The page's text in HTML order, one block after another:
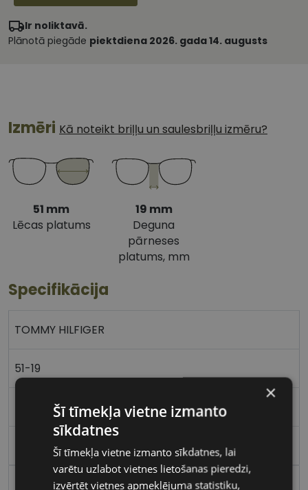
Ir noliktavā.
Plānotā piegāde piektdiena 2026. gada 14. augusts
Izmēri Kā noteikt briļļu un saulesbriļļu izmēru?
51 mm
Lēcas platums
19 mm
Deguna
pārneses
platums, mm
Specifikācija
TOMMY HILFIGER
51-19
m.black
×
Šī tīmekļa vietne izmanto
sīkdatnes
Šī tīmekļa vietne izmanto sīkdatnes, lai
varētu uzlabot vietnes lietošanas pieredzi,
izvērtēt vietnes apmeklējuma statistiku,